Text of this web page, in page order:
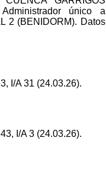
único a
2 (BENIDORM). Datos
I/A 31 (24.03.26).
I/A 3 (24.03.26).